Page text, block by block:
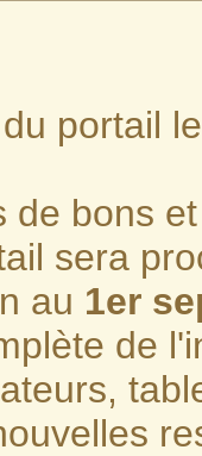
portail
de bons
sera
au 1er
de